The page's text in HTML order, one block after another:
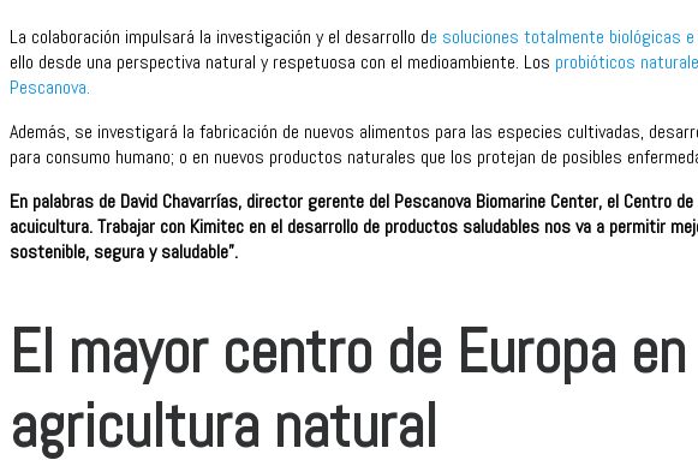
La colaboración impulsará la investigación y el desarrollo de soluciones totalmente biológicas e
ello desde una perspectiva natural y respetuosa con el medioambiente. Los probióticos
Pescanova.
Además, se investigará la fabricación de nuevos alimentos para las especies cultivadas,
para consumo humano; o en nuevos productos naturales que los protejan de posibles
En palabras de David Chavarrías, director gerente del Pescanova Biomarine Center, el Centro
acuicultura. Trabajar con Kimitec en el desarrollo de productos saludables nos va a permitir
sostenible, segura y saludable”.
El mayor centro de Europa
agricultura natural